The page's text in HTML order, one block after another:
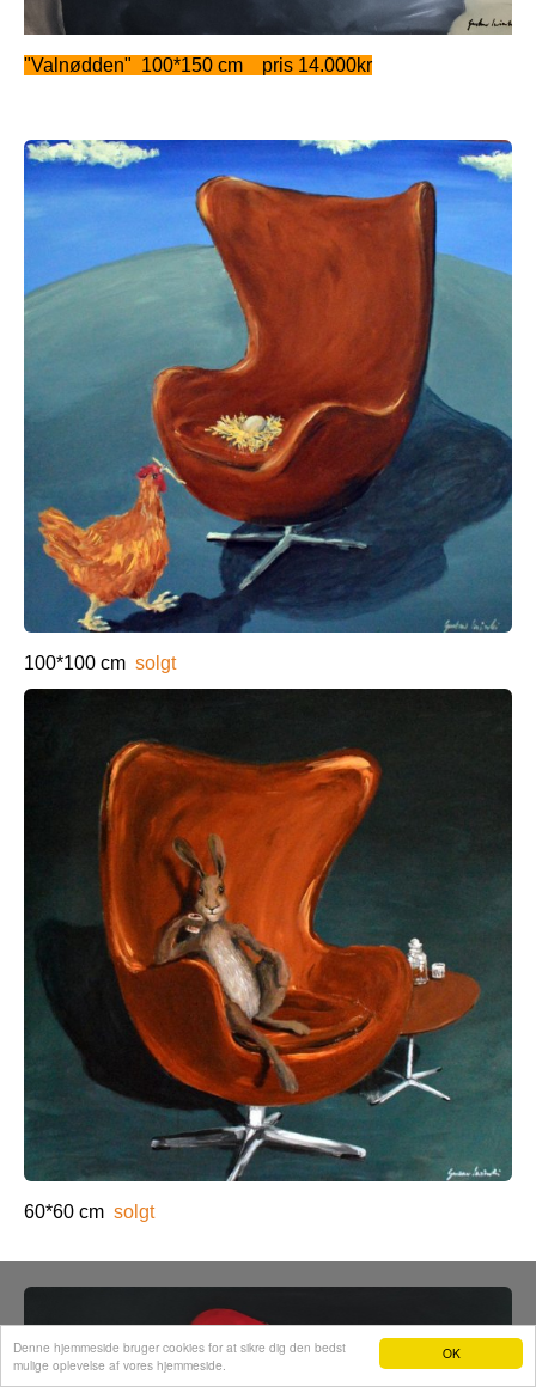
OK
Denne hjemmeside bruger cookies for at sikre dig den bedst
mulige oplevelse af vores hjemmeside.
"Valnødden" 100*150 cm pris 14.000kr
100*100 cm solgt
60*60 cm solgt
Hjemmeside fra e-hjemmeside.dk